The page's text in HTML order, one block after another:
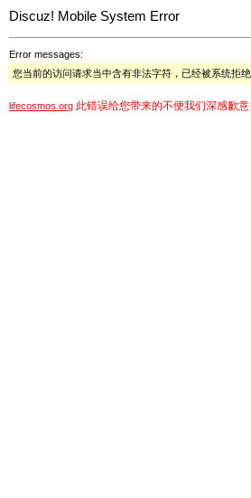
Discuz! Mobile System Error
Error messages:
您当前的访问请求当中含有非法字符，已经被系统拒绝
lifecosmos.org 此错误给您带来的不便我们深感歉意